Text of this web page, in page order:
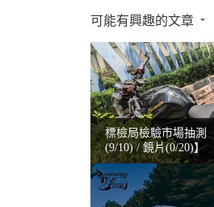
可能有興趣的文章
標檢局檢驗市場抽測
(9/10) / 鏡片(0/20)】